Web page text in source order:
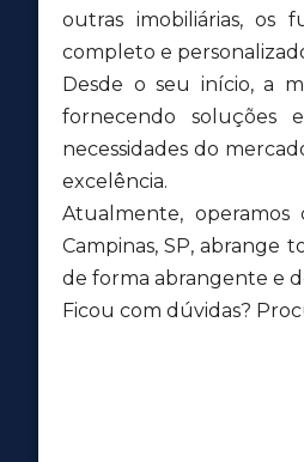
outras imobiliárias, os
completo e
Desde o seu início, a
fornecendo soluções
necessidades do
excelência.
Atualmente, operamos
Campinas, SP, abrange
de forma abrangente e
Ficou com dúvidas?